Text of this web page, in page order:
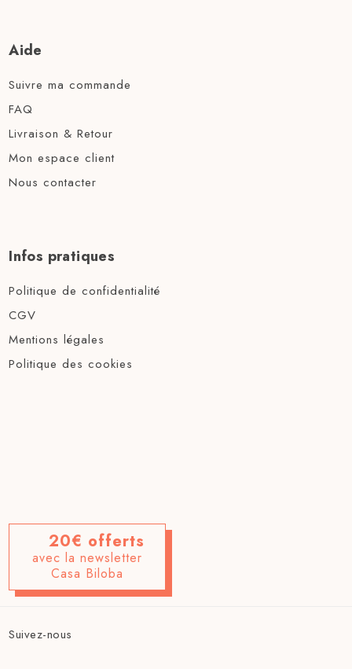
Aide
Suivre ma commande
FAQ
Livraison & Retour
Mon espace client
Nous contacter
Infos pratiques
Politique de confidentialité
CGV
Mentions légales
Politique des cookies
20€ offerts
avec la newsletter
Casa Biloba
Suivez-nous